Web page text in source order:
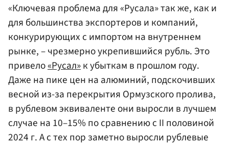
«Ключевая проблема для «Русала» так же, как и
для большинства экспортеров и компаний,
конкурирующих с импортом на внутреннем
рынке, – чрезмерно укрепившийся рубль. Это
привело«Русал»к убыткам в прошлом году.
Даже на пике цен на алюминий, подскочивших
весной из-за перекрытия Ормузского пролива,
в рублевом эквиваленте они выросли в лучшем
случае на 10–15% по сравнению с II половиной
2024 г. А с тех пор заметно выросли рублевые